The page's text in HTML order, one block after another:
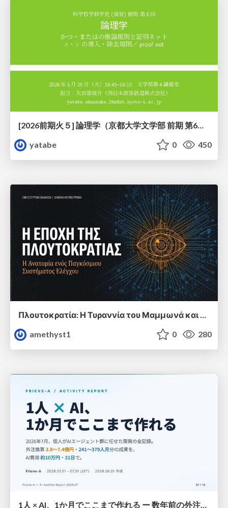
[2026前期火５] 論理学（京都大学文学部 前期 第6回）「かつとまたはの規則」
yatabe
0 450
Πλουτοκρατία: Η Τυραννία του Μαμμωνά και η Μεταανθρώπινη Δουλεία
amethyst1
0 280